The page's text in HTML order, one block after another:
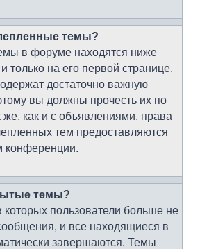
темы?
в форуме находятся ниже
только на его первой странице.
достаточно важную
вы должны прочесть их по
же, как и с объявлениями, права
тем предоставляются
конференции.
темы?
которых пользователи больше не
и все находящиеся в
завершаются. Темы